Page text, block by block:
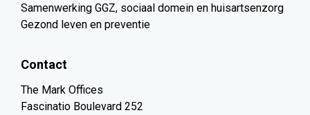
Samenwerking GGZ, sociaal domein en huisartsenzorg
Gezond leven en preventie
Contact
The Mark Offices
Fascinatio Boulevard 252